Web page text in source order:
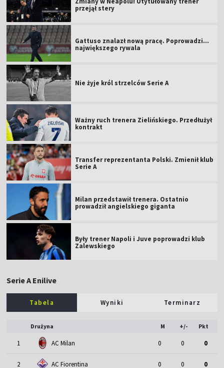
przejął stery
Gattuso znalazł nową pracę. Poprowadzi...
największego rywala
Nie żyje król strzelców Serie A
Ważny ruch trenera Zielińskiego. Przedłużył
kontrakt
Transfer reprezentanta Polski. Zmienił klub
Serie A
Milan przedstawił trenera. Ostatnio
prowadził angielskiego giganta
Były trener Napoli i Juve poprowadzi klub
Zalewskiego
Serie A Enilive
Tabela Wyniki Terminarz
Drużyna M +/- Pkt
1 AC Milan 0 0 0
2 AC Fiorentina 0 0 0